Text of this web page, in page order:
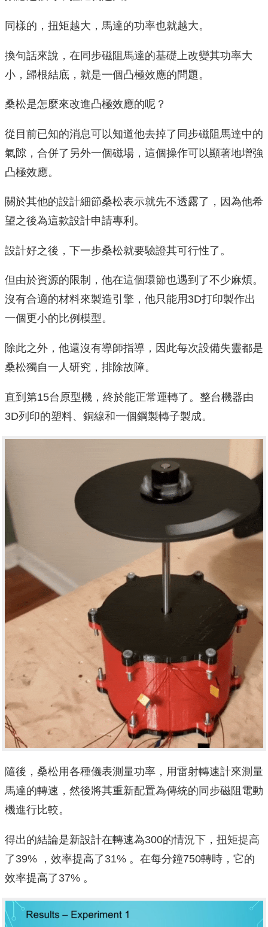
同樣的，扭矩越大，馬達的功率也就越大。
換句話來說，在同步磁阻馬達的基礎上改變其功率大
小，歸根結底，就是一個凸極效應的問題。
桑松是怎麼來改進凸極效應的呢？
從目前已知的消息可以知道他去掉了同步磁阻馬達中的
氣隙，合併了另外一個磁場，這個操作可以顯著地增強
凸極效應。
關於其他的設計細節桑松表示就先不透露了，因為他希
望之後為這款設計申請專利。
設計好之後，下一步桑松就要驗證其可行性了。
但由於資源的限制，他在這個環節也遇到了不少麻煩。
沒有合適的材料來製造引擎，他只能用3D打印製作出
一個更小的比例模型。
除此之外，他還沒有導師指導，因此每次設備失靈都是
桑松獨自一人研究，排除故障。
直到第15台原型機，終於能正常運轉了。整台機器由
3D列印的塑料、銅線和一個鋼製轉子製成。
隨後，桑松用各種儀表測量功率，用雷射轉速計來測量
馬達的轉速，然後將其重新配置為傳統的同步磁阻電動
機進行比較。
得出的結論是新設計在轉速為300的情況下，扭矩提高
了39% ，效率提高了31% 。在每分鐘750轉時，它的
效率提高了37% 。